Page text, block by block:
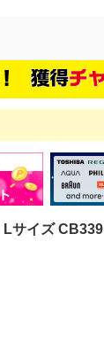
サイズ CB339